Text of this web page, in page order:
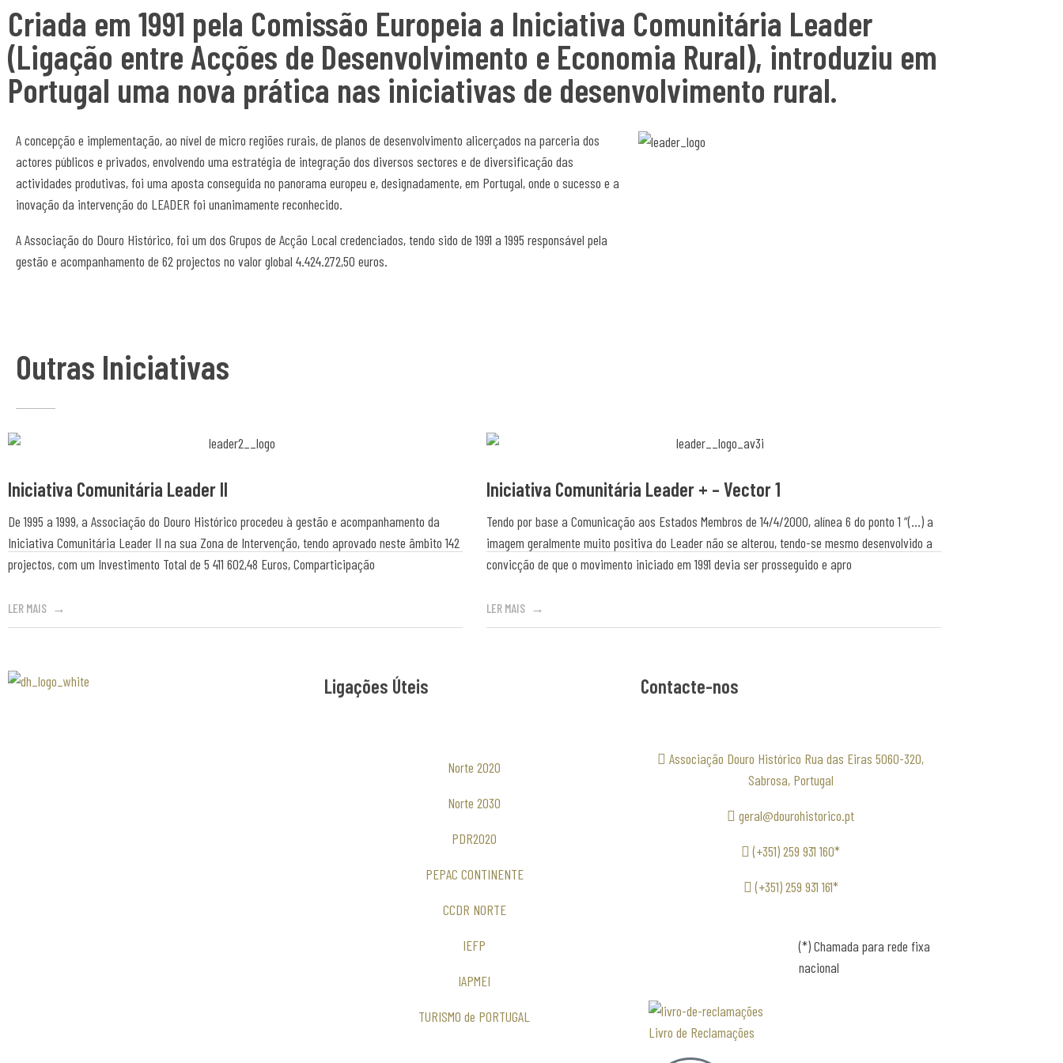
Criada em 1991 pela Comissão Europeia a Iniciativa Comunitária Leader
(Ligação entre Acções de Desenvolvimento e Economia Rural), introduziu em
Portugal uma nova prática nas iniciativas de desenvolvimento rural.
A concepção e implementação, ao nível de micro regiões rurais, de planos de desenvolvimento alicerçados na parceria dos
actores públicos e privados, envolvendo uma estratégia de integração dos diversos sectores e de diversificação das
actividades produtivas, foi uma aposta conseguida no panorama europeu e, designadamente, em Portugal, onde o sucesso e a
inovação da intervenção do LEADER foi unanimamente reconhecido.
A Associação do Douro Histórico, foi um dos Grupos de Acção Local credenciados, tendo sido de 1991 a 1995 responsável pela
gestão e acompanhamento de 62 projectos no valor global 4.424.272,50 euros.
Outras Iniciativas
Iniciativa Comunitária Leader II
De 1995 a 1999, a Associação do Douro Histórico procedeu à gestão e acompanhamento da
Iniciativa Comunitária Leader II na sua Zona de Intervenção, tendo aprovado neste âmbito 142
projectos, com um Investimento Total de 5 411 602,48 Euros, Comparticipação
LER MAIS
Iniciativa Comunitária Leader + – Vector 1
Tendo por base a Comunicação aos Estados Membros de 14/4/2000, alínea 6 do ponto 1 “(...) a
imagem geralmente muito positiva do Leader não se alterou, tendo-se mesmo desenvolvido a
convicção de que o movimento iniciado em 1991 devia ser prosseguido e apro
LER MAIS
Ligações Úteis
Norte 2020
Norte 2030
PDR2020
PEPAC CONTINENTE
CCDR NORTE
IEFP
IAPMEI
TURISMO de PORTUGAL
Contacte-nos
Associação Douro Histórico Rua das Eiras 5060-320,
Sabrosa, Portugal
geral@dourohistorico.pt
(+351) 259 931 160*
(+351) 259 931 161*
(*) Chamada para rede fixa
nacional
Livro de Reclamações